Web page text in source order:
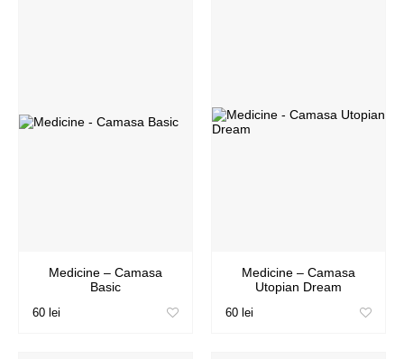
Medicine – Camasa
Basic
60 lei
Medicine – Camasa
Utopian Dream
60 lei